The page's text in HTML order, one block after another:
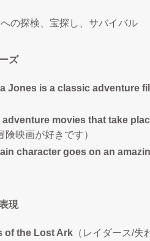
の探検、宝探し、サバイバル
ズ
Jones is a classic adventure
adventure movies that take
険映画が好きです）
character goes on an
現
of the Lost Ark （レイダース/失